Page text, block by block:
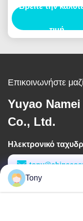
κρεμαρό
Logo ιδιωτική
Βρείτε την
τιμή
Επικοινωνήστε
Yuyao
Co., Ltd.
Ηλεκτρονικό
Εργασιακό χρόνο
Tony